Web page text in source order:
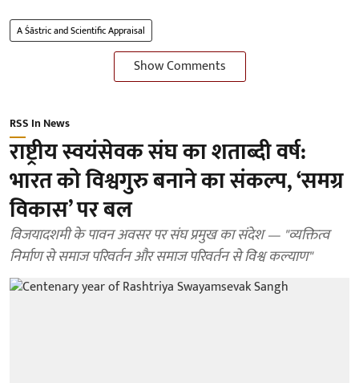
A Śāstric and Scientific Appraisal
Show Comments
RSS In News
राष्ट्रीय स्वयंसेवक संघ का शताब्दी वर्ष:
भारत को विश्वगुरु बनाने का संकल्प, ‘समग्र
विकास’ पर बल
विजयादशमी के पावन अवसर पर संघ प्रमुख का संदेश — "व्यक्तित्व
निर्माण से समाज परिवर्तन और समाज परिवर्तन से विश्व कल्याण"